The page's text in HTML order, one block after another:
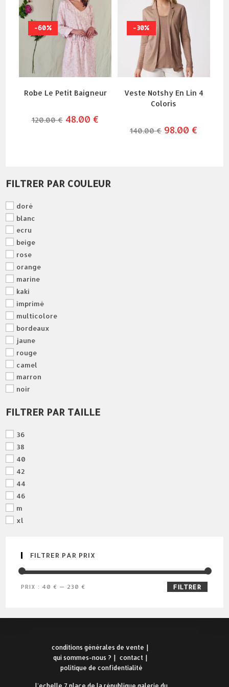
-60%
Robe Le Petit Baigneur
120.00€ le
prix
48.00 €
-30%
Veste Notshy En Lin 4
Coloris
140.00€ le
prix
98.00 €
FILTRER PAR COULEUR
doré
blanc
ecru
beige
rose
orange
marine
kaki
imprimé
multicolore
bordeaux
jaune
rouge
camel
marron
noir
FILTRER PAR TAILLE
36
38
40
42
44
46
m
xl
FILTRER PAR PRIX
prix
prix
FILTRER
PRIX : 40 € — 230 €
conditions générales de vente
qui sommes-nous ?
contact
politique de confidentialité